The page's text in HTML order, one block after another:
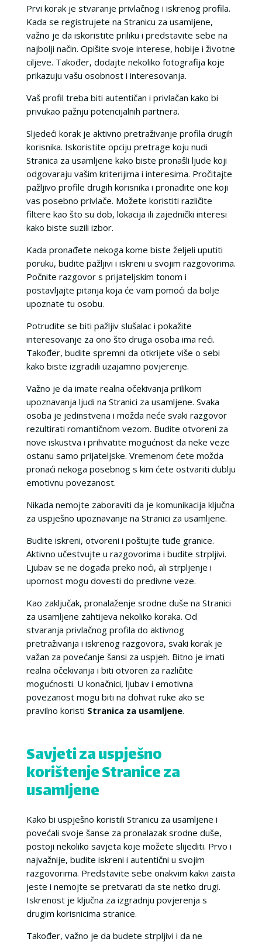
Prvi korak je stvaranje privlačnog i iskrenog profila.
Kada se registrujete na Stranicu za usamljene,
važno je da iskoristite priliku i predstavite sebe na
najbolji način. Opišite svoje interese, hobije i životne
ciljeve. Također, dodajte nekoliko fotografija koje
prikazuju vašu osobnost i interesovanja.
Vaš profil treba biti autentičan i privlačan kako bi
privukao pažnju potencijalnih partnera.
Sljedeći korak je aktivno pretraživanje profila drugih
korisnika. Iskoristite opciju pretrage koju nudi
Stranica za usamljene kako biste pronašli ljude koji
odgovaraju vašim kriterijima i interesima. Pročitajte
pažljivo profile drugih korisnika i pronađite one koji
vas posebno privlače. Možete koristiti različite
filtere kao što su dob, lokacija ili zajednički interesi
kako biste suzili izbor.
Kada pronađete nekoga kome biste željeli uputiti
poruku, budite pažljivi i iskreni u svojim razgovorima.
Počnite razgovor s prijateljskim tonom i
postavljajte pitanja koja će vam pomoći da bolje
upoznate tu osobu.
Potrudite se biti pažljiv slušalac i pokažite
interesovanje za ono što druga osoba ima reći.
Također, budite spremni da otkrijete više o sebi
kako biste izgradili uzajamno povjerenje.
Važno je da imate realna očekivanja prilikom
upoznavanja ljudi na Stranici za usamljene. Svaka
osoba je jedinstvena i možda neće svaki razgovor
rezultirati romantičnom vezom. Budite otvoreni za
nove iskustva i prihvatite mogućnost da neke veze
ostanu samo prijateljske. Vremenom ćete možda
pronaći nekoga posebnog s kim ćete ostvariti dublju
emotivnu povezanost.
Nikada nemojte zaboraviti da je komunikacija ključna
za uspješno upoznavanje na Stranici za usamljene.
Budite iskreni, otvoreni i poštujte tuđe granice.
Aktivno učestvujte u razgovorima i budite strpljivi.
Ljubav se ne događa preko noći, ali strpljenje i
upornost mogu dovesti do predivne veze.
Kao zaključak, pronalaženje srodne duše na Stranici
za usamljene zahtijeva nekoliko koraka. Od
stvaranja privlačnog profila do aktivnog
pretraživanja i iskrenog razgovora, svaki korak je
važan za povećanje šansi za uspjeh. Bitno je imati
realna očekivanja i biti otvoren za različite
mogućnosti. U konačnici, ljubav i emotivna
povezanost mogu biti na dohvat ruke ako se
pravilno koristi Stranica za usamljene.
Savjeti za uspješno
korištenje Stranice za
usamljene
Kako bi uspješno koristili Stranicu za usamljene i
povećali svoje šanse za pronalazak srodne duše,
postoji nekoliko savjeta koje možete slijediti. Prvo i
najvažnije, budite iskreni i autentični u svojim
razgovorima. Predstavite sebe onakvim kakvi zaista
jeste i nemojte se pretvarati da ste netko drugi.
Iskrenost je ključna za izgradnju povjerenja s
drugim korisnicima stranice.
Također, važno je da budete strpljivi i da ne